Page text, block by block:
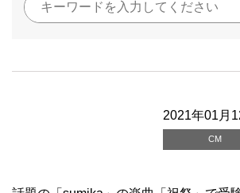
2021年01月
CM